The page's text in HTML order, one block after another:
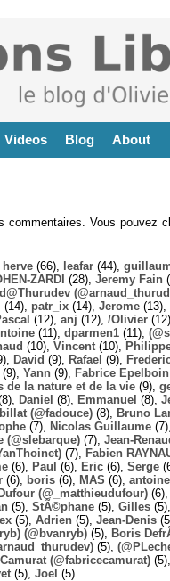
Videos Blog About
Vous pouvez
herve (66), leafar (44),
ZARDI (28), Jeremy Fain
(14), patr_ix (14), Jerome (13),
(12), anj (12), /Olivier
(11), dparmen1 (11),
(10), Vincent (10),
David (9), Rafael (9),
(9), Yann (9), Fabrice Epelboin
de la nature et de la vie (9),
Daniel (8), Emmanuel (8),
(@fadouce) (8), Bruno
(7), Nicolas Guillaume (7),
(@slebarque) (7), Jean-
(7), Fabien
(6), Paul (6), Eric (6), Serge
(6), boris (6), MAS (6), antoine
(@_matthieudufour) (6),
(5), StÃ©phane (5), Gilles (5),
(5), Adrien (5), Jean-Denis
(@bvanryb) (5), Boris
(5),
(@fabricecamurat) (5),
(5), Joel (5)